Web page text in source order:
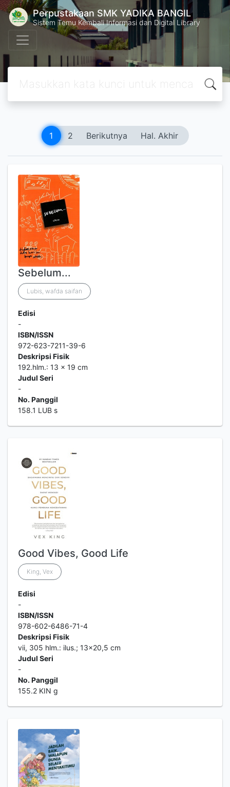
Perpustakaan SMK YADIKA BANGIL
Sistem Temu Kembali Informasi dan Digital Library
1 2 Berikutnya Hal. Akhir
Sebelum...
Lubis, wafda saifan
Edisi
-
ISBN/ISSN
972-623-7211-39-6
Deskripsi Fisik
192.hlm.: 13 x 19 cm
Judul Seri
-
No. Panggil
158.1 LUB s
Good Vibes, Good Life
King, Vex
Edisi
-
ISBN/ISSN
978-602-6486-71-4
Deskripsi Fisik
vii, 305 hlm.: ilus.; 13x20,5 cm
Judul Seri
-
No. Panggil
155.2 KIN g